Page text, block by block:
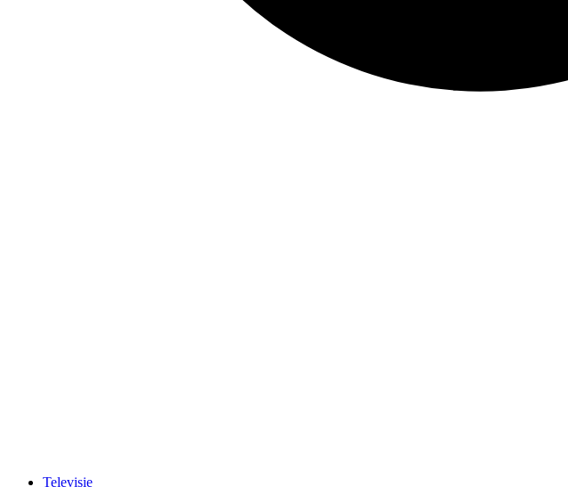
Televisie